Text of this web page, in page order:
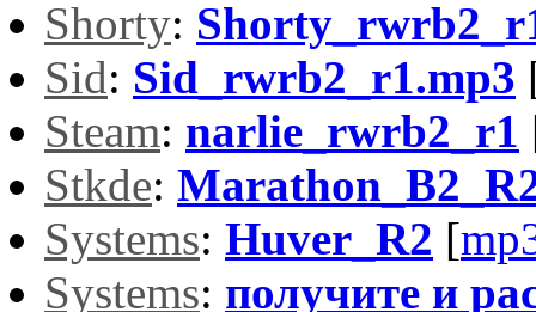
Shorty:
Sid: Sid_rwrb2_r1.mp3
Steam: narlie_rwrb2_r1
Stkde:
Systems: Huver_R2 [
Systems: получите и